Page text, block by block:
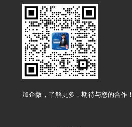
加企微，了解更多，期待与您的合作！